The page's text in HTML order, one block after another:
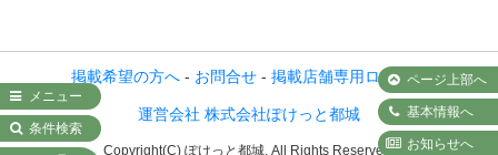
メニュー
条件検索
ページ上部へ
基本情報へ
お知らせへ
掲載希望の方へ - お問合せ - 掲載店舗専用ログイン
運営会社 株式会社ぽけっと都城
Copyright(C) ぽけっと都城. All Rights Reserved.